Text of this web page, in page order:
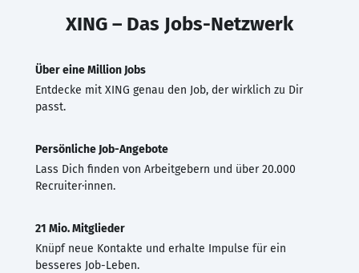
XING – Das Jobs-Netzwerk
Über eine Million Jobs
Entdecke mit XING genau den Job, der wirklich zu Dir
passt.
Persönliche Job-Angebote
Lass Dich finden von Arbeitgebern und über 20.000
Recruiter·innen.
21 Mio. Mitglieder
Knüpf neue Kontakte und erhalte Impulse für ein
besseres Job-Leben.